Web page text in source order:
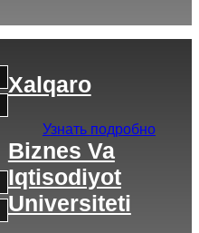
Узнать подробно
Xalqaro
Biznes Va
Iqtisodiyot
Universiteti